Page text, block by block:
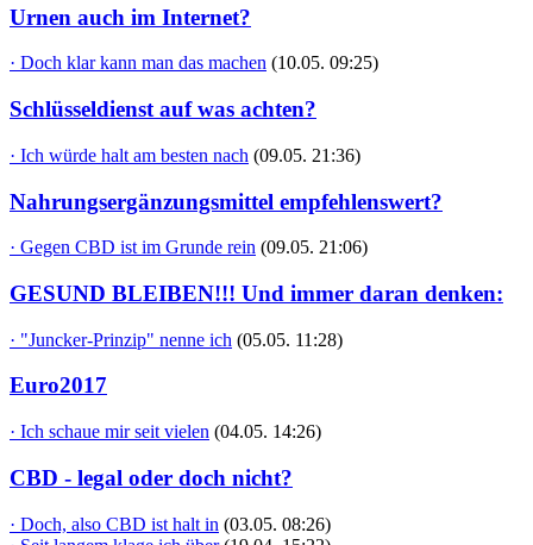
Urnen auch im Internet?
· Doch klar kann man das machen (10.05. 09:25)
Schlüsseldienst auf was achten?
· Ich würde halt am besten nach (09.05. 21:36)
Nahrungsergänzungsmittel empfehlenswert?
· Gegen CBD ist im Grunde rein (09.05. 21:06)
GESUND BLEIBEN!!! Und immer daran denken:
· "Juncker-Prinzip" nenne ich (05.05. 11:28)
Euro2017
· Ich schaue mir seit vielen (04.05. 14:26)
CBD - legal oder doch nicht?
· Doch, also CBD ist halt in (03.05. 08:26)